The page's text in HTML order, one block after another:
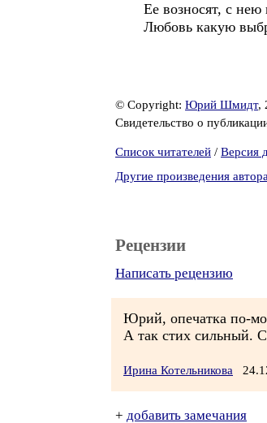
Ее возносят, с нею
Любовь какую
© Copyright: Юрий Шмидт,
Свидетельство о
Список читателей / Версия
Другие произведения
Рецензии
Написать рецензию
Юрий, опечатка по-
А так стих сильный.
Ирина Котельникова
+ добавить замечания